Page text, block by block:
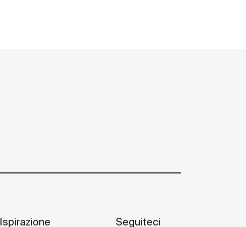
Ispirazione Seguiteci